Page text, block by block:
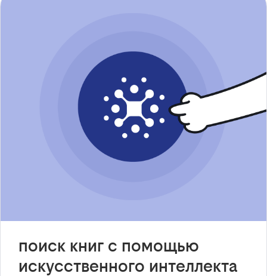
поиск книг с помощью
искусственного интеллекта